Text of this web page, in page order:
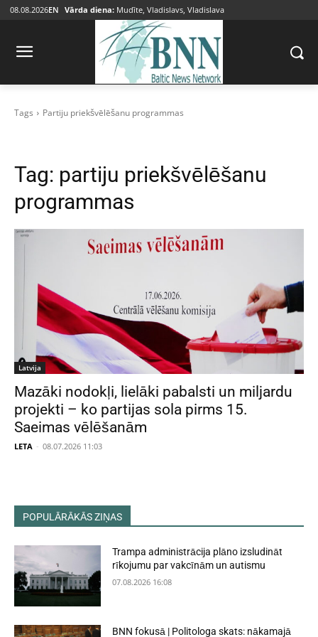
08.08.2026EN Vārda diena: Mudīte, Vladislavs, Vladislava
Tags Partiju priekšvēlēšanu programmas
Tag: partiju priekšvēlēšanu
programmas
Latvija
Mazāki nodokļi, lielāki pabalsti un miljardu
projekti – ko partijas sola pirms 15.
Saeimas vēlēšanām
LETA - 08.07.2026 11:03
POPULĀRĀKĀS ZIŅAS
Trampa administrācija plāno izsludināt
rīkojumu par vakcīnām un autismu
07.08.2026 16:08
BNN fokusā | Politologa skats: nākamajā